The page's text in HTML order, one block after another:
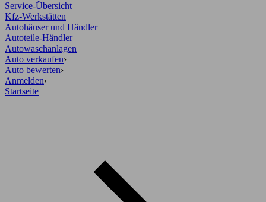
Service-Übersicht
Kfz-Werkstätten
Autohäuser und Händler
Autoteile-Händler
Autowaschanlagen
Auto verkaufen›
Auto bewerten›
Anmelden›
Startseite